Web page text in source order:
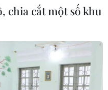
PHÁT TRIỂN KHCN
nghệ: Khi ngoại giao
đột phá, lan tỏa
chia cắt một số khu